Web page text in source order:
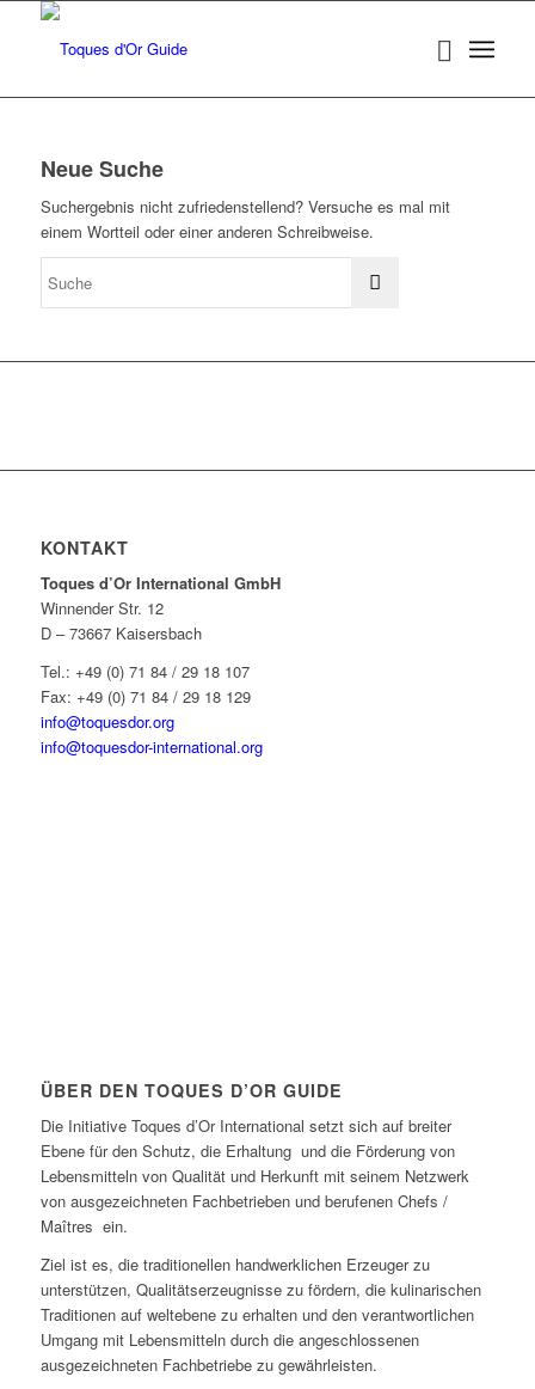
Neue Suche
Suchergebnis nicht zufriedenstellend? Versuche es mal mit
einem Wortteil oder einer anderen Schreibweise.
KONTAKT
Toques d’Or International GmbH
Winnender Str. 12
D – 73667 Kaisersbach
Tel.: +49 (0) 71 84 / 29 18 107
Fax: +49 (0) 71 84 / 29 18 129
info@toquesdor.org
info@toquesdor-international.org
ÜBER DEN TOQUES D’OR GUIDE
Die Initiative Toques d’Or International setzt sich auf breiter
Ebene für den Schutz, die Erhaltung und die Förderung von
Lebensmitteln von Qualität und Herkunft mit seinem Netzwerk
von ausgezeichneten Fachbetrieben und berufenen Chefs /
Maîtres ein.
Ziel ist es, die traditionellen handwerklichen Erzeuger zu
unterstützen, Qualitätserzeugnisse zu fördern, die kulinarischen
Traditionen auf weltebene zu erhalten und den verantwortlichen
Umgang mit Lebensmitteln durch die angeschlossenen
ausgezeichneten Fachbetriebe zu gewährleisten.